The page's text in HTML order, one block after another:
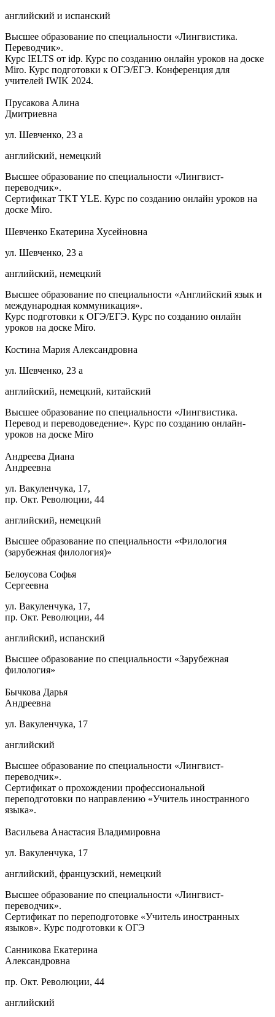
английский и испанский
Высшее образование по специальности «Лингвистика.
Переводчик».
Курс IELTS от idp. Курс по созданию онлайн уроков на доске
Miro. Курс подготовки к ОГЭ/ЕГЭ. Конференция для
учителей IWIK 2024.
Прусакова Алина
Дмитриевна
ул. Шевченко, 23 а
английский, немецкий
Высшее образование по специальности «Лингвист-
переводчик».
Сертификат TKT YLE. Курс по созданию онлайн уроков на
доске Miro.
Шевченко Екатерина Хусейновна
ул. Шевченко, 23 а
английский, немецкий
Высшее образование по специальности «Английский язык и
международная коммуникация».
Курс подготовки к ОГЭ/ЕГЭ. Курс по созданию онлайн
уроков на доске Miro.
Костина Мария Александровна
ул. Шевченко, 23 а
английский, немецкий, китайский
Высшее образование по специальности «Лингвистика.
Перевод и переводоведение». Курс по созданию онлайн-
уроков на доске Miro
Андреева Диана
Андреевна
ул. Вакуленчука, 17,
пр. Окт. Революции, 44
английский, немецкий
Высшее образование по специальности «Филология
(зарубежная филология)»
Белоусова Софья
Сергеевна
ул. Вакуленчука, 17,
пр. Окт. Революции, 44
английский, испанский
Высшее образование по специальности «Зарубежная
филология»
Бычкова Дарья
Андреевна
ул. Вакуленчука, 17
английский
Высшее образование по специальности «Лингвист-
переводчик».
Сертификат о прохождении профессиональной
переподготовки по направлению «Учитель иностранного
языка».
Васильева Анастасия Владимировна
ул. Вакуленчука, 17
английский, французский, немецкий
Высшее образование по специальности «Лингвист-
переводчик».
Сертификат по переподготовке «Учитель иностранных
языков». Курс подготовки к ОГЭ
Санникова Екатерина
Александровна
пр. Окт. Революции, 44
английский